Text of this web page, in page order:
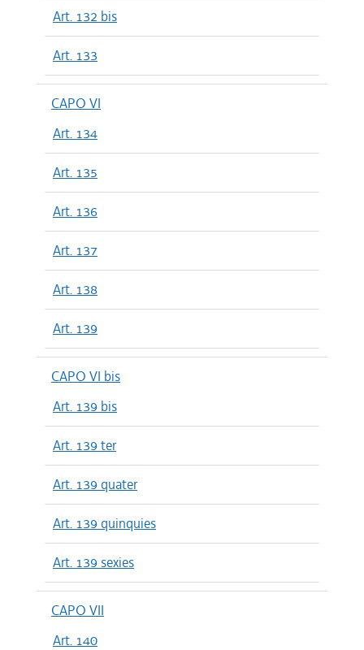
Art. 132 bis
Art. 133
CAPO VI
Art. 134
Art. 135
Art. 136
Art. 137
Art. 138
Art. 139
CAPO VI bis
Art. 139 bis
Art. 139 ter
Art. 139 quater
Art. 139 quinquies
Art. 139 sexies
CAPO VII
Art. 140